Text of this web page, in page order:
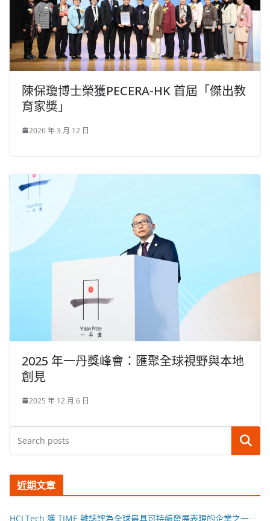
陳保瓊博士榮獲PECERA-HK 首屆「傑出教
育家獎」
2026 年 3 月 12 日
2025 年一丹獎峰會：匯聚全球視野與本地
創見
2025 年 12 月 6 日
搜尋
近期文章
HCLTech 獲 TIME 雜誌評為全球最具可持續發展表現的企業之一